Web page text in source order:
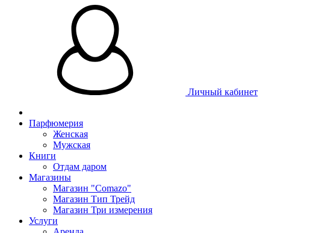
Личный кабинет
Парфюмерия
Женская
Мужская
Книги
Отдам даром
Магазины
Магазин "Comazo"
Магазин Тип Трейд
Магазин Три измерения
Услуги